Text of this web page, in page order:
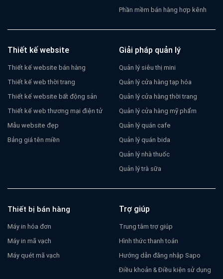
Phần mềm bán hàng hợp kênh
Thiết kế website
Thiết kế website bán hàng
Thiết kế web thời trang
Thiết kế website bất động sản
Thiết kế web thương mại điện tử
Mẫu website đẹp
Bảng giá tên miền
Giải pháp quản lý
Quản lý siêu thị mini
Quản lý cửa hàng tạp hóa
Quản lý cửa hàng thời trang
Quản lý cửa hàng mỹ phẩm
Quản lý quán cafe
Quản lý quán bida
Quản lý nhà thuốc
Quản lý trà sữa
Thiết bị bán hàng
Máy in hóa đơn
Máy in mã vạch
Máy quét mã vạch
Trợ giúp
Trung tâm trợ giúp
Hình thức thanh toán
Hướng dẫn đăng nhập Sapo
Điều khoản & Điều kiện sử dụng